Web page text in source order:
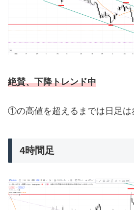
絶賛、下降トレンド中
①の高値を超えるまでは日足は
4時間足